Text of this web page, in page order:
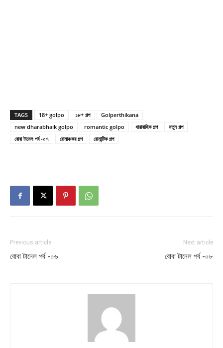
TAGS 18+ golpo ১৮+ গল্প
Golperthikana
new dharabhaik golpo
romantic golpo ধারাবাহিক গল্প
নতুন গল্প
বোবা টানেল পর্ব -০৭
রোমাঞ্চকর গল্প রোমান্টিক গল্প
Previous article
বোবা টানেল পর্ব -০৬
Next article
বোবা টানেল পর্ব -০৮